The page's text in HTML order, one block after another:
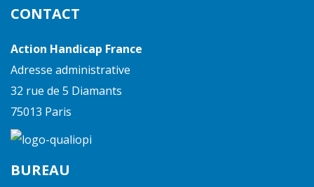
CONTACT
Action Handicap France
Adresse administrative
32 rue de 5 Diamants
75013 Paris
BUREAU